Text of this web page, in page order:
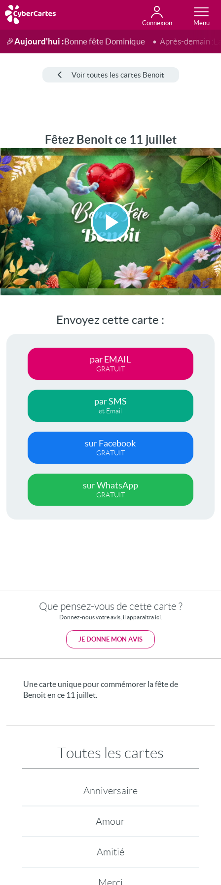
Connexion
Anniversaire
Fête du jour
Amour
Amitié
Merci
Toutes les cartes
🎉Aujourd'hui :Bonne fête Dominique Après-demain :
Voir toutes les cartes Benoit
Fêtez Benoit ce 11 juillet
Lire
la
vidéo
Envoyez cette carte :
par EMAIL
GRATUIT
par SMS
et Email
sur Facebook
GRATUIT
sur WhatsApp
GRATUIT
Que pensez-vous de cette carte ?
Donnez-nous votre avis, il apparaitra ici.
JE DONNE MON AVIS
Une carte unique pour commémorer la fête de
Benoit en ce 11 juillet.
Toutes les cartes
Anniversaire
Amour
Amitié
Merci